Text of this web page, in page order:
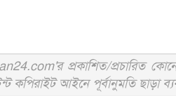
প্রকাশিত/প্রচারিত
কপিরাইট আইনে পূর্বানুমতি ছাড়া